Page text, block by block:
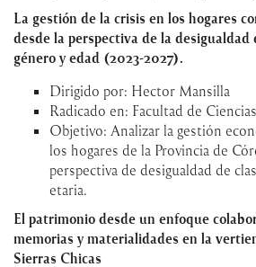
La gestión de la crisis en los hogares
desde la perspectiva de la desigualdad
género y edad (2023-2027).
Dirigido por: Hector Mansilla
Radicado en: Facultad de
Objetivo: Analizar la gestión
los hogares de la Provincia de
perspectiva de desigualdad de
etaria.
El patrimonio desde un enfoque
memorias y materialidades en la
Sierras Chicas